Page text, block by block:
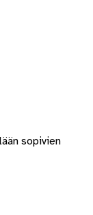
sopivien